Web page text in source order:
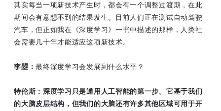
其实每当一项新技术产生时，都会有一个调整过渡期，在此
期间会有意想不到的结果发生。目前人们正在测试自动驾驶
汽车，但正如我在《深度学习》一书中描述的那样，人类社
会需要几十年才能适应这项新技术。
李曌：最终深度学习会发展到什么水平？
特伦斯： 深度学习只是通用人工智能的第一步。它基于我们
的大脑皮层结构，但我们的大脑还有许多其他区域可用于开